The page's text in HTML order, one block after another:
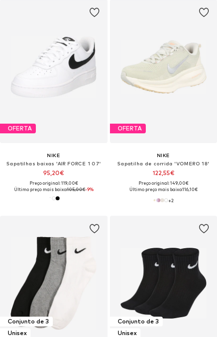
OFERTA
NIKE
Sapatilhas baixas 'AIR FORCE 1 07'
95,20€
Preço original: 119,00€
Último preço mais baixo:105,00€-9%
OFERTA
NIKE
Sapatilha de corrida 'VOMERO 18'
122,55€
Preço original: 149,00€
Último preço mais baixo:116,10€
+2
Conjunto de 3
Unisex
Conjunto de 3
Unisex